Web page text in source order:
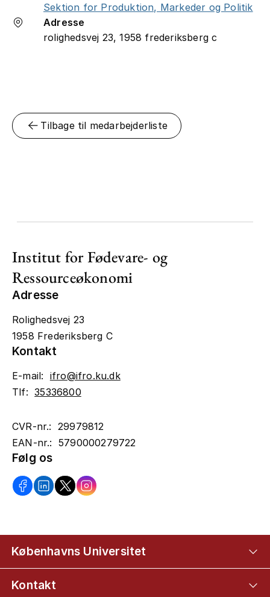
Sektion for Produktion, Markeder og Politik
Adresse
rolighedsvej 23, 1958 frederiksberg c
Tilbage til medarbejderliste
Institut for Fødevare- og
Ressourceøkonomi
Adresse
Rolighedsvej 23
1958 Frederiksberg C
Kontakt
E-mail: ifro@ifro.ku.dk
Tlf:35336800
CVR-nr.: 29979812
EAN-nr.: 5790000279722
Følg os
Københavns Universitet
Kontakt